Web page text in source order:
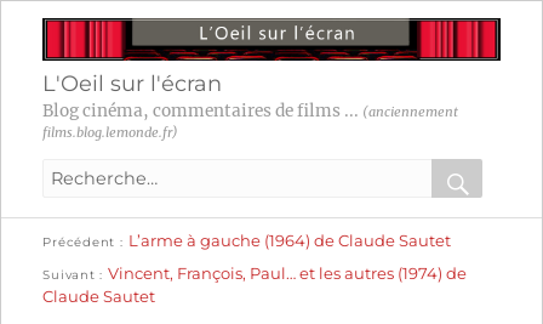
L'Oeil sur l'écran
Blog cinéma, commentaires de films ... (anciennement
films.blog.lemonde.fr)
Recherche
:
OK
Navigation
de
Précédent
précédente :
L’arme à gauche (1964) de Claude Sautet
Suivant
suivante :
Vincent, François, Paul… et les autres (1974) de
Claude Sautet